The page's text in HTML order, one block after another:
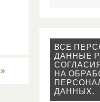
»
ВСЕ
ДАННЫЕ
НА
ДАННЫХ.